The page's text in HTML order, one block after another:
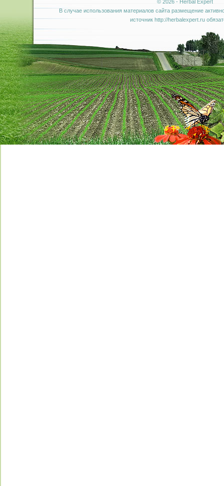
© 2026 - Herbal Expert
В случае использования материалов сайта размещение
источник http://herbalexpert.ru